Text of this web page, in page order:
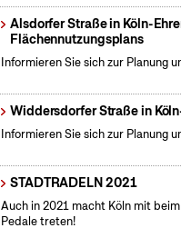
Alsdorfer Straße in Köln-
Flächennutzungsplans
Informieren Sie sich zur Planung
Widdersdorfer Straße in
Informieren Sie sich zur Planung
STADTRADELN 2021
Auch in 2021 macht Köln mit
Pedale treten!